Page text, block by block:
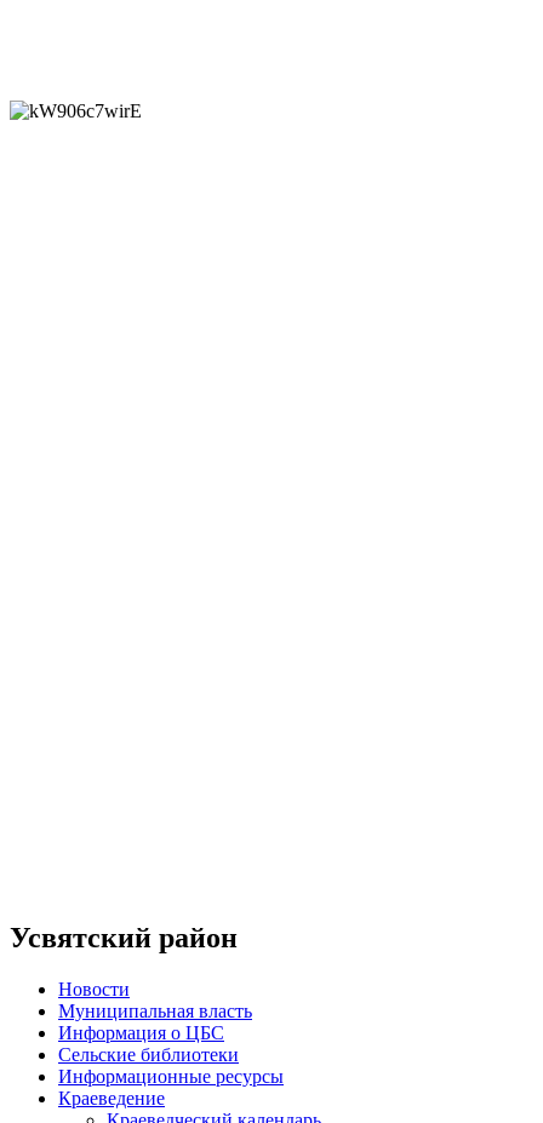
Усвятский район
Новости
Муниципальная власть
Информация о ЦБС
Сельские библиотеки
Информационные ресурсы
Краеведение